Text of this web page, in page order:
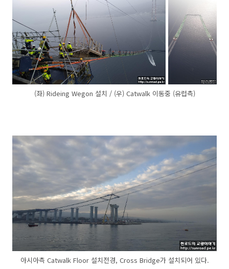
(좌) Rideing Wegon 설치 / (우) Catwalk 이동중 (유럽측)
아시아측 Catwalk Floor 설치전경, Cross Bridge가 설치되어 있다.